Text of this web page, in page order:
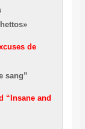
de
sang”
“Insane and